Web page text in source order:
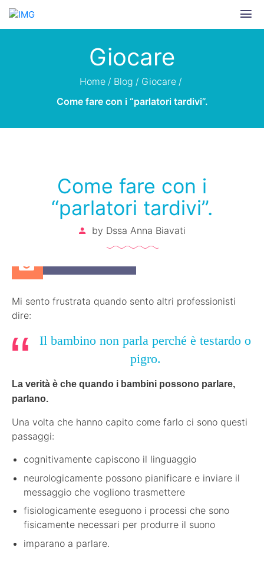
Giocare
Home / Blog / Giocare /
Come fare con i “parlatori tardivi”.
Come fare con i
“parlatori tardivi”.
by Dssa Anna Biavati
Mi sento frustrata quando sento altri professionisti
dire:
Il bambino non parla perché è testardo o
pigro.
La verità è che quando i bambini possono parlare,
parlano.
Una volta che hanno capito come farlo ci sono questi
passaggi:
cognitivamente capiscono il linguaggio
neurologicamente possono pianificare e inviare il
messaggio che vogliono trasmettere
fisiologicamente eseguono i processi che sono
fisicamente necessari per produrre il suono
imparano a parlare.